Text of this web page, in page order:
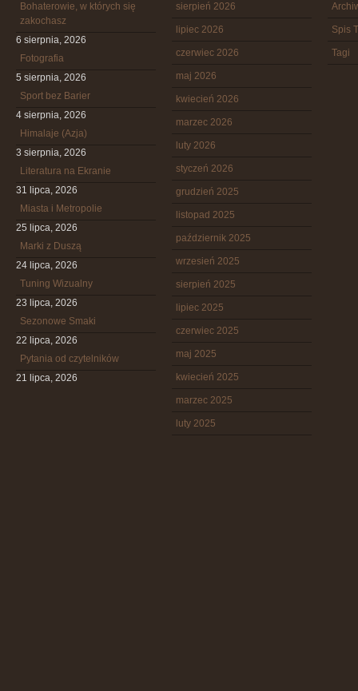
Bohaterowie, w których się
zakochasz
6 sierpnia, 2026
Fotografia
5 sierpnia, 2026
Sport bez Barier
4 sierpnia, 2026
Himalaje (Azja)
3 sierpnia, 2026
Literatura na Ekranie
31 lipca, 2026
Miasta i Metropolie
25 lipca, 2026
Marki z Duszą
24 lipca, 2026
Tuning Wizualny
23 lipca, 2026
Sezonowe Smaki
22 lipca, 2026
Pytania od czytelników
21 lipca, 2026
sierpień 2026
lipiec 2026
czerwiec 2026
maj 2026
kwiecień 2026
marzec 2026
luty 2026
styczeń 2026
grudzień 2025
listopad 2025
październik 2025
wrzesień 2025
sierpień 2025
lipiec 2025
czerwiec 2025
maj 2025
kwiecień 2025
marzec 2025
luty 2025
Spis
Tagi